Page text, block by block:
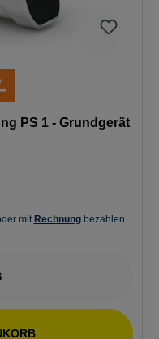
PS 1 - Grundgerät